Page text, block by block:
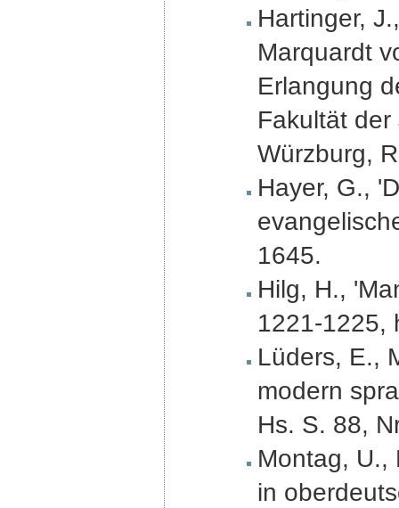
Hartinger,
Marquardt
Erlangung
Fakultät
Würzburg,
Hayer, G.,
1645.
Hilg, H.,
1221-1225,
Lüders, E.,
modern
Hs. S. 88,
Montag, U.,
in